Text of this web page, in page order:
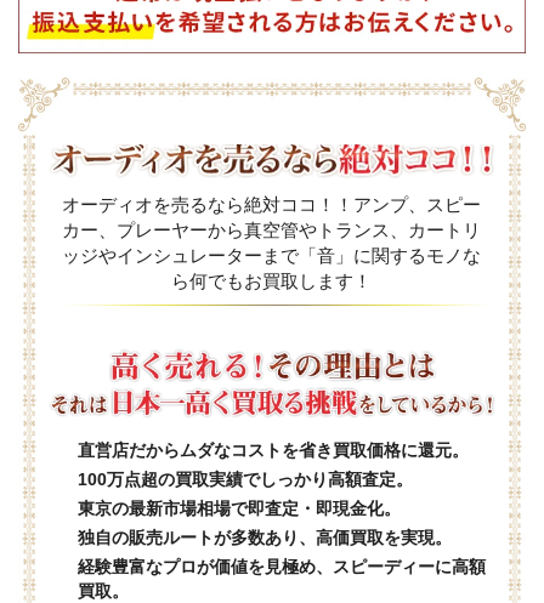
オーディオを売るなら絶対ココ！！アンプ、スピー
カー、プレーヤーから真空管やトランス、カートリ
ッジやインシュレーターまで「音」に関するモノな
ら何でもお買取します！
直営店だからムダなコストを省き買取価格に還元。
100万点超の買取実績でしっかり高額査定。
東京の最新市場相場で即査定・即現金化。
独自の販売ルートが多数あり、高価買取を実現。
経験豊富なプロが価値を見極め、スピーディーに高額
買取。